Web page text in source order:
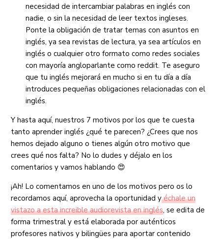
necesidad de intercambiar palabras en inglés con
nadie, o sin la necesidad de leer textos ingleses.
Ponte la obligación de tratar temas con asuntos en
inglés, ya sea revistas de lectura, ya sea artículos en
inglés o cualquier otro formato como redes sociales
con mayoría angloparlante como reddit. Te aseguro
que tu inglés mejorará en mucho si en tu día a día
introduces pequeñas obligaciones relacionadas con el
inglés.
Y hasta aquí, nuestros 7 motivos por los que te cuesta
tanto aprender inglés ¿qué te parecen? ¿Crees que nos
hemos dejado alguno o tienes algún otro motivo que
crees qué nos falta? No lo dudes y déjalo en los
comentarios y vamos hablando 😍
¡Ah! Lo comentamos en uno de los motivos pero os lo
recordamos aquí, aprovecha la oportunidad yéchale un
vistazo a esta increible audiorevista en inglés, se edita de
forma trimestral y está elaborada por auténticos
profesores nativos y bilingües para aportar contenido